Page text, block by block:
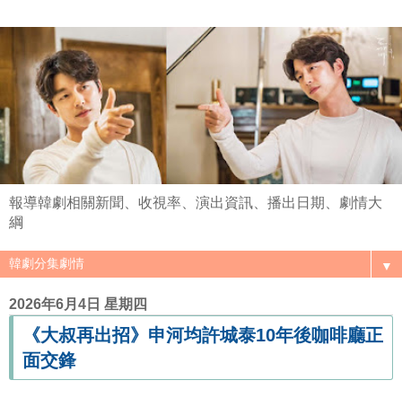
報導韓劇相關新聞、收視率、演出資訊、播出日期、劇情大
綱
▼
2026年6月4日 星期四
《大叔再出招》申河均許城泰10年後咖啡廳正
面交鋒